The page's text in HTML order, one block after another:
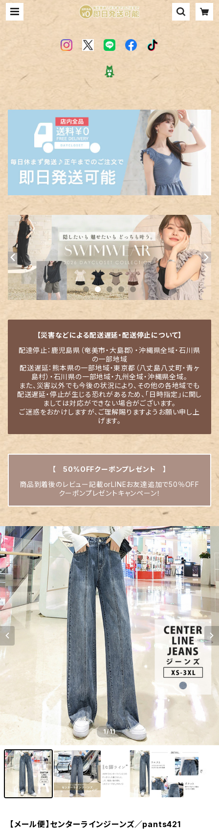
【災害などによる配送遅延・配送停止について】
配達停止：鹿児島県（奄美市・大島郡）・沖縄県全域・石川県
の一部地域
配送遅延：熊本県の一部地域・東京都（八丈島八丈町・青ヶ
島村）・石川県の一部地域・九州全域・沖縄県全域。
また、災害以外でも今後の状況により、その他の各地域でも
配送遅延・停止が生じる恐れがあるため、「日時指定」に関し
ましては対応ができない場合がございます。
ご迷惑をおかけしますが、ご理解賜りますようお願い申し上
げます。
【 50%OFFクーポンプレゼント 】
商品到着後のレビュー記載orLINEお友達追加で50％OFF
クーポンプレゼントキャンペーン！
1/11
【メール便】センターラインジーンズ／pants421